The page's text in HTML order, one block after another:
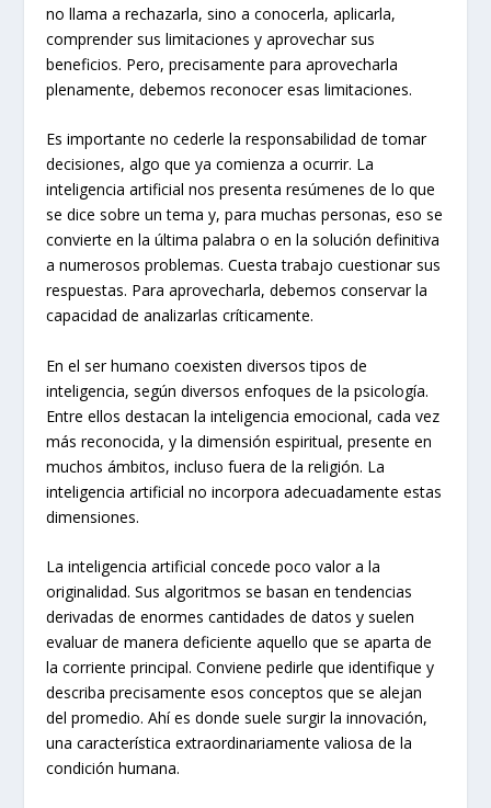
no llama a rechazarla, sino a conocerla, aplicarla,
comprender sus limitaciones y aprovechar sus
beneficios. Pero, precisamente para aprovecharla
plenamente, debemos reconocer esas limitaciones.
Es importante no cederle la responsabilidad de tomar
decisiones, algo que ya comienza a ocurrir. La
inteligencia artificial nos presenta resúmenes de lo que
se dice sobre un tema y, para muchas personas, eso se
convierte en la última palabra o en la solución definitiva
a numerosos problemas. Cuesta trabajo cuestionar sus
respuestas. Para aprovecharla, debemos conservar la
capacidad de analizarlas críticamente.
En el ser humano coexisten diversos tipos de
inteligencia, según diversos enfoques de la psicología.
Entre ellos destacan la inteligencia emocional, cada vez
más reconocida, y la dimensión espiritual, presente en
muchos ámbitos, incluso fuera de la religión. La
inteligencia artificial no incorpora adecuadamente estas
dimensiones.
La inteligencia artificial concede poco valor a la
originalidad. Sus algoritmos se basan en tendencias
derivadas de enormes cantidades de datos y suelen
evaluar de manera deficiente aquello que se aparta de
la corriente principal. Conviene pedirle que identifique y
describa precisamente esos conceptos que se alejan
del promedio. Ahí es donde suele surgir la innovación,
una característica extraordinariamente valiosa de la
condición humana.